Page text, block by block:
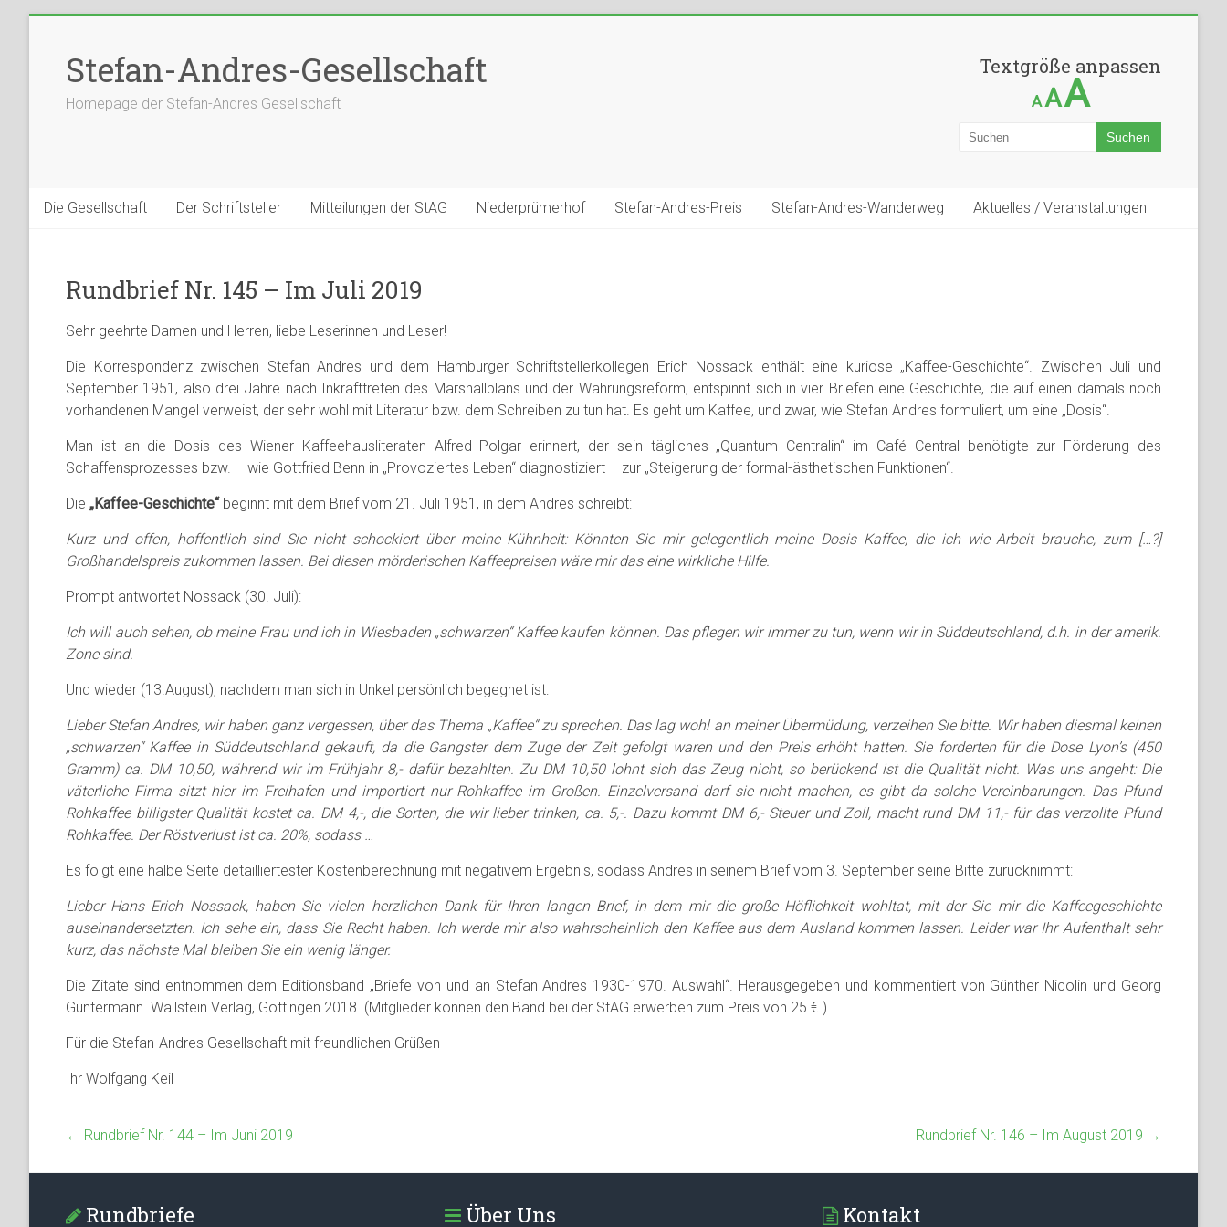
Stefan-Andres-Gesellschaft
Homepage der Stefan-Andres Gesellschaft
Textgröße anpassen
AAA
Die Gesellschaft Der Schriftsteller Mitteilungen der StAG Niederprümerhof Stefan-Andres-Preis Stefan-Andres-Wanderweg Aktuelles / Veranstaltungen
Rundbrief Nr. 145 – Im Juli 2019
Sehr geehrte Damen und Herren, liebe Leserinnen und Leser!
Die Korrespondenz zwischen Stefan Andres und dem Hamburger Schriftstellerkollegen Erich Nossack enthält eine kuriose „Kaffee-Geschichte“. Zwischen Juli und
September 1951, also drei Jahre nach Inkrafttreten des Marshallplans und der Währungsreform, entspinnt sich in vier Briefen eine Geschichte, die auf einen damals noch
vorhandenen Mangel verweist, der sehr wohl mit Literatur bzw. dem Schreiben zu tun hat. Es geht um Kaffee, und zwar, wie Stefan Andres formuliert, um eine „Dosis“.
Man ist an die Dosis des Wiener Kaffeehausliteraten Alfred Polgar erinnert, der sein tägliches „Quantum Centralin“ im Café Central benötigte zur Förderung des
Schaffensprozesses bzw. – wie Gottfried Benn in „Provoziertes Leben“ diagnostiziert – zur „Steigerung der formal-ästhetischen Funktionen“.
Die „Kaffee-Geschichte“beginnt mit dem Brief vom 21. Juli 1951, in dem Andres schreibt:
Kurz und offen, hoffentlich sind Sie nicht schockiert über meine Kühnheit: Könnten Sie mir gelegentlich meine Dosis Kaffee, die ich wie Arbeit brauche, zum […?]
Großhandelspreis zukommen lassen. Bei diesen mörderischen Kaffeepreisen wäre mir das eine wirkliche Hilfe.
Prompt antwortet Nossack (30. Juli):
Ich will auch sehen, ob meine Frau und ich in Wiesbaden „schwarzen“ Kaffee kaufen können. Das pflegen wir immer zu tun, wenn wir in Süddeutschland, d.h. in der amerik.
Zone sind.
Und wieder (13.August), nachdem man sich in Unkel persönlich begegnet ist:
Lieber Stefan Andres, wir haben ganz vergessen, über das Thema „Kaffee“ zu sprechen. Das lag wohl an meiner Übermüdung, verzeihen Sie bitte. Wir haben diesmal keinen
„schwarzen“ Kaffee in Süddeutschland gekauft, da die Gangster dem Zuge der Zeit gefolgt waren und den Preis erhöht hatten. Sie forderten für die Dose Lyon’s (450
Gramm) ca. DM 10,50, während wir im Frühjahr 8,- dafür bezahlten. Zu DM 10,50 lohnt sich das Zeug nicht, so berückend ist die Qualität nicht. Was uns angeht: Die
väterliche Firma sitzt hier im Freihafen und importiert nur Rohkaffee im Großen. Einzelversand darf sie nicht machen, es gibt da solche Vereinbarungen. Das Pfund
Rohkaffee billigster Qualität kostet ca. DM 4,-, die Sorten, die wir lieber trinken, ca. 5,-. Dazu kommt DM 6,- Steuer und Zoll, macht rund DM 11,- für das verzollte Pfund
Rohkaffee. Der Röstverlust ist ca. 20%, sodass …
Es folgt eine halbe Seite detailliertester Kostenberechnung mit negativem Ergebnis, sodass Andres in seinem Brief vom 3. September seine Bitte zurücknimmt:
Lieber Hans Erich Nossack, haben Sie vielen herzlichen Dank für Ihren langen Brief, in dem mir die große Höflichkeit wohltat, mit der Sie mir die Kaffeegeschichte
auseinandersetzten. Ich sehe ein, dass Sie Recht haben. Ich werde mir also wahrscheinlich den Kaffee aus dem Ausland kommen lassen. Leider war Ihr Aufenthalt sehr
kurz, das nächste Mal bleiben Sie ein wenig länger.
Die Zitate sind entnommen dem Editionsband „Briefe von und an Stefan Andres 1930-1970. Auswahl“. Herausgegeben und kommentiert von Günther Nicolin und Georg
Guntermann. Wallstein Verlag, Göttingen 2018. (Mitglieder können den Band bei der StAG erwerben zum Preis von 25 €.)
Für die Stefan-Andres Gesellschaft mit freundlichen Grüßen
Ihr Wolfgang Keil
← Rundbrief Nr. 144 – Im Juni 2019 Rundbrief Nr. 146 – Im August 2019 →
Rundbriefe Über Uns Kontakt